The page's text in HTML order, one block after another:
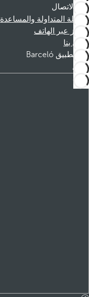
الاتصال
الأسئلة المتداولة والمساعدة
الحجز عبر الهاتف
اتصل بنا
تطبيق Barceló
تنزيل